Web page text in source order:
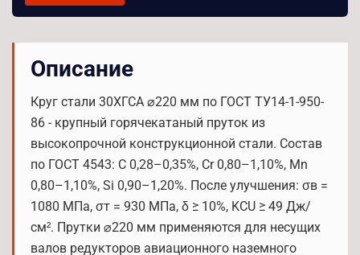
Описание
Круг стали 30ХГСА ⌀220 мм по ГОСТ ТУ14-1-950-
86 - крупный горячекатаный пруток из
высокопрочной конструкционной стали. Состав
по ГОСТ 4543: C 0,28–0,35%, Cr 0,80–1,10%, Mn
0,80–1,10%, Si 0,90–1,20%. После улучшения: σв =
1080 МПа, σт = 930 МПа, δ ≥ 10%, KCU ≥ 49 Дж/
см². Прутки ⌀220 мм применяются для несущих
валов редукторов авиационного наземного